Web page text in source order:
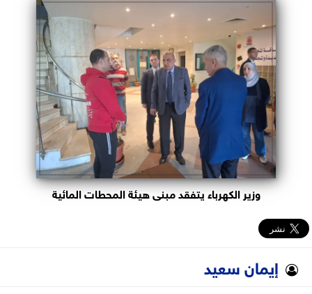
الأحزاب
وزير الكهرباء يتفقد مبنى هيئة المحطات المائية
إيمان سعيد